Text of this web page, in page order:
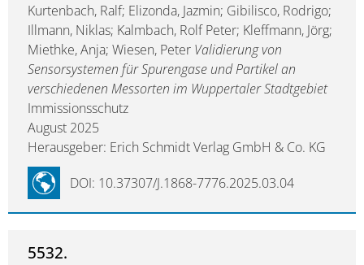
Kurtenbach, Ralf; Elizonda, Jazmin; Gibilisco, Rodrigo;
Illmann, Niklas; Kalmbach, Rolf Peter; Kleffmann, Jörg;
Miethke, Anja; Wiesen, Peter Validierung von
Sensorsystemen für Spurengase und Partikel an
verschiedenen Messorten im Wuppertaler Stadtgebiet
Immissionsschutz
August 2025
Herausgeber: Erich Schmidt Verlag GmbH & Co. KG
DOI: 10.37307/J.1868-7776.2025.03.04
5532.